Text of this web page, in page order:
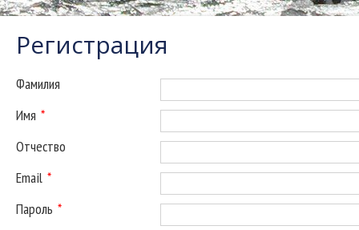
Регистрация
Фамилия
Имя *
Отчество
Email *
Пароль *